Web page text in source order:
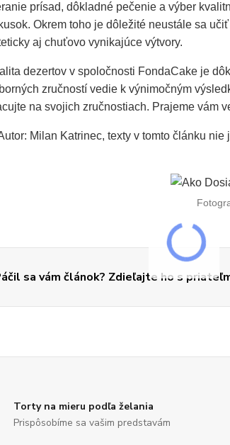
prísad, dôkladné pečenie a výber
Okrem toho je dôležité neustále sa
aj chuťovo vynikajúce výtvory.
dezertov v spoločnosti FondaCake je
zručností vedie k výnimočným
na svojich zručnostiach. Prajeme vám
Milan Katrinec, texty v tomto článku
sa vám článok? Zdieľajte ho s
Torty na mieru podľa želania
Prispôsobíme sa vašim predstavám